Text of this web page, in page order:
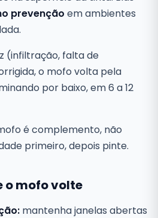
prevenção em ambientes
(infiltração, falta de
o mofo volta pela
por baixo, em 6 a 12
é complemento, não
primeiro, depois pinte.
o mofo volte
mantenha janelas abertas